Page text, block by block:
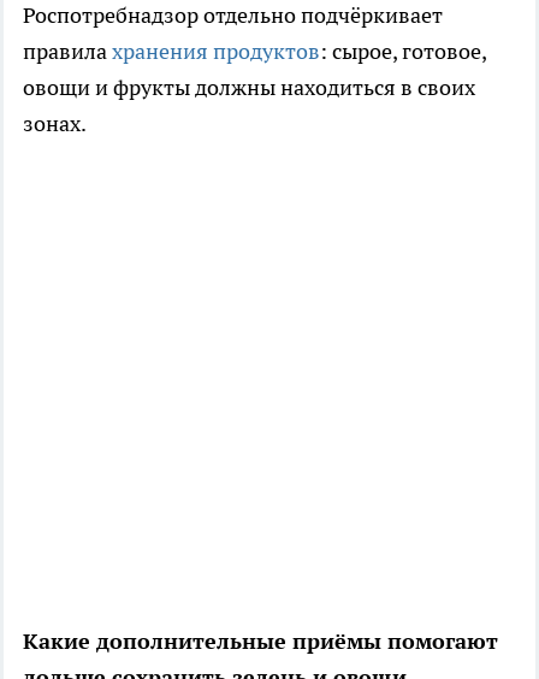
Роспотребнадзор отдельно подчёркивает
правилахранения продуктов: сырое, готовое,
овощи и фрукты должны находиться в своих
зонах.
Какие дополнительные приёмы помогают